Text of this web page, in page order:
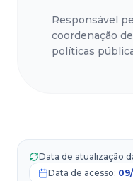
Responsável
coordenação
políticas
Data de atualização
Data de acesso: